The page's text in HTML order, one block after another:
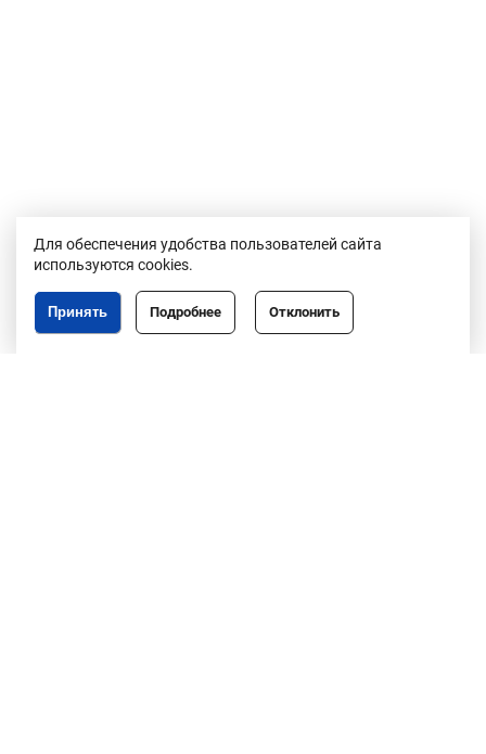
Для обеспечения удобства пользователей сайта
используются cookies.
Отклонить
Подробнее
Принять